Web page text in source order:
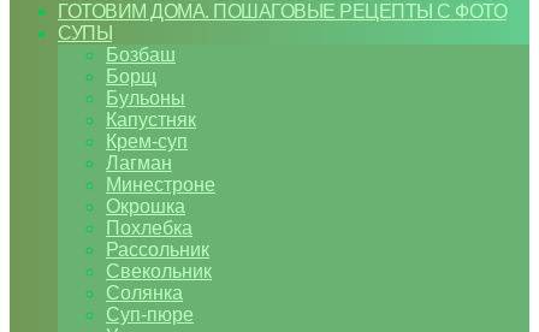
ГОТОВИМ ДОМА. ПОШАГОВЫЕ РЕЦЕПТЫ С ФОТО
СУПЫ
Бозбаш
Борщ
Бульоны
Капустняк
Крем-суп
Лагман
Минестроне
Окрошка
Похлебка
Рассольник
Свекольник
Солянка
Суп-пюре